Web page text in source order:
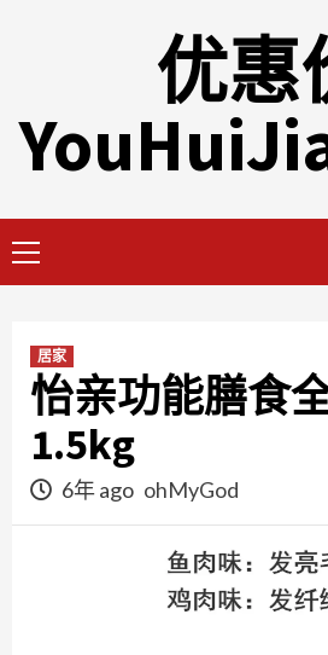
优惠
Menu
居家
怡亲功能膳食
1.5kg
6年 ago ohMyGod